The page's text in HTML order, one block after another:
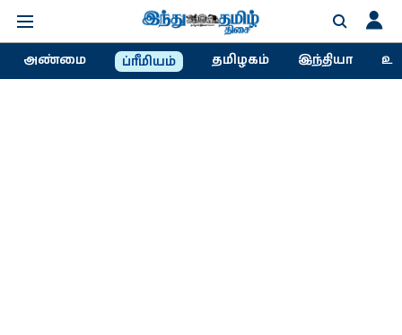
அண்மை ப்ரீமியம் தமிழகம் இந்தியா